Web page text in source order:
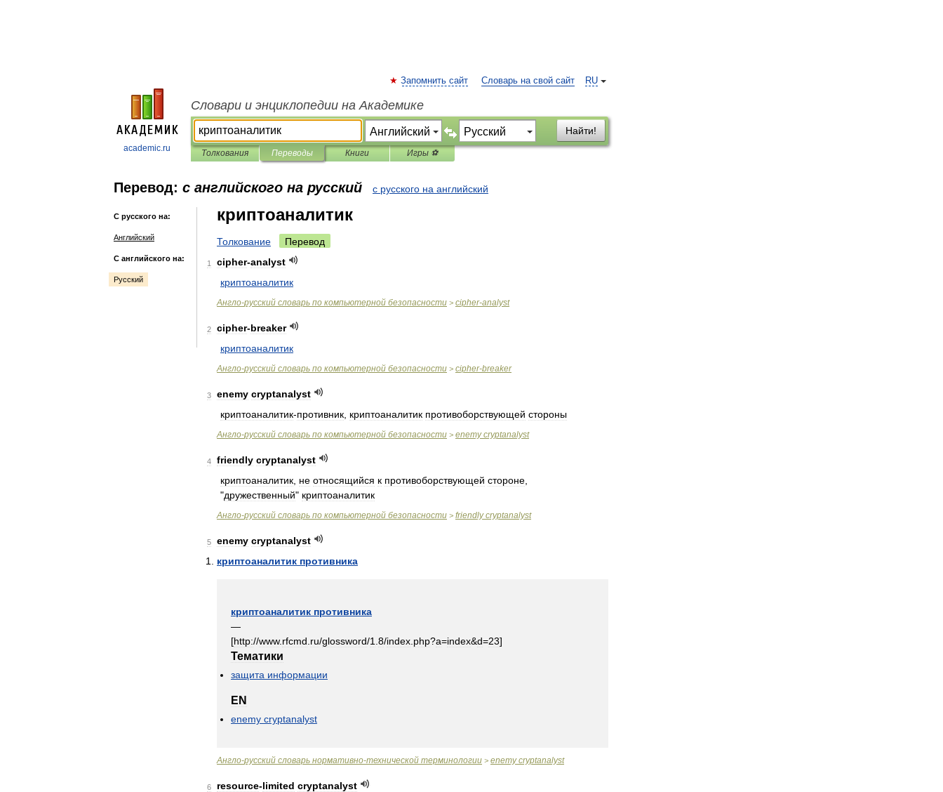
academic.ru
RU
Запомнить сайт Словарь на свой сайт
Словари и энциклопедии на Академике
Найти!
Толкования Переводы Книги Игры ⚽
Перевод: с английского на русский с русского на английский
С русского на:
Английский
С английского на:
Русский
криптоаналитик
Толкование Перевод
1 cipher-analyst
криптоаналитик
Англо-русский словарь по компьютерной безопасности > cipher-analyst
2 cipher-breaker
криптоаналитик
Англо-русский словарь по компьютерной безопасности > cipher-breaker
3 enemy cryptanalyst
криптоаналитик-противник криптоаналитик противоборствующей стороны
Англо-русский словарь по компьютерной безопасности > enemy cryptanalyst
4 friendly cryptanalyst
криптоаналитик не относящийся к противоборствующей стороне
"дружественный" криптоаналитик
Англо-русский словарь по компьютерной безопасности > friendly cryptanalyst
5 enemy cryptanalyst
криптоаналитик противника
криптоаналитик противника
—
[http://www. rfcmd ru/glossword/1 8/index php?a=index&d=23]
Тематики
защита информации
EN
enemy cryptanalyst
Англо-русский словарь нормативно-технической терминологии > enemy cryptanalyst
6 resource-limited cryptanalyst